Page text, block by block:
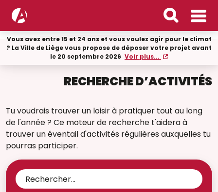
Vous avez entre 15 et 24 ans et vous voulez agir pour le climat
? La Ville de Liège vous propose de déposer votre projet avant
le 20 septembre 2026 Voir plus...
RECHERCHE D’ACTIVITÉS
Tu voudrais trouver un loisir à pratiquer tout au long
de l'année ? Ce moteur de recherche t'aidera à
trouver un éventail d'activités régulières auxquelles tu
pourras participer.